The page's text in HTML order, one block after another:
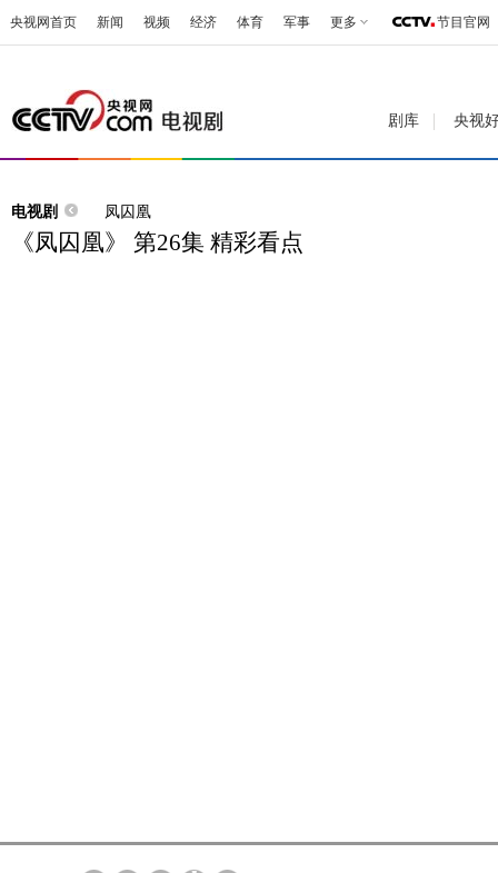
央视网首页 新闻 视频 经济 体育 军事 更多 节目官网
剧库 央视
电视剧 凤囚凰
《凤囚凰》 第26集 精彩看点